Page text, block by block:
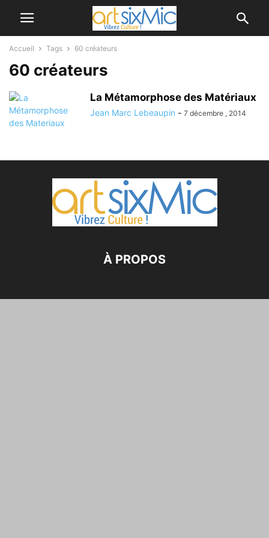
Accueil Tags 60 créateurs
60 créateurs
La Métamorphose des Matériaux
Jean Marc Lebeaupin - 7 décembre , 2014
À PROPOS